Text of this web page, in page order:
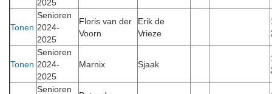
2025
Tonen
Senioren
2024-
2025
Floris van der
Voorn
Erik de
Vrieze
Tonen
Senioren
2024-
2025
Marnix Sjaak
Senioren